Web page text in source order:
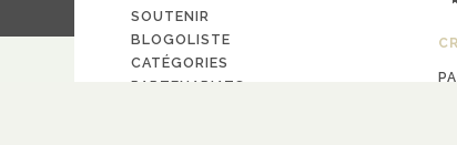
SOUTENIR
BLOGOLISTE
CATÉGORIES
PARTENARIATS